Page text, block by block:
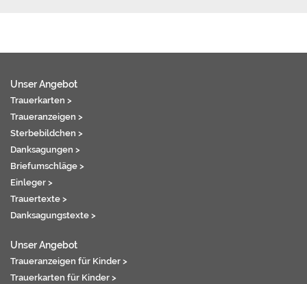
Unser Angebot
Trauerkarten >
Traueranzeigen >
Sterbebildchen >
Danksagungen >
Briefumschläge >
Einleger >
Trauertexte >
Danksagungstexte >
Unser Angebot
Traueranzeigen für Kinder >
Trauerkarten für Kinder >